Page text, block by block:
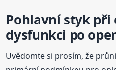
Pohlavní styk
dysfunkci po
Uvědomte si prosím, že